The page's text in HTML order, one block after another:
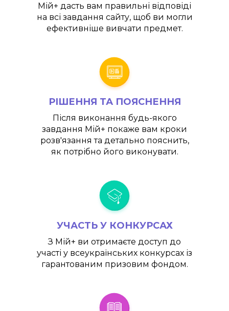
Мій+ дасть вам правильні відповіді
на всі завдання сайту, щоб ви могли
ефективніше вивчати предмет.
РІШЕННЯ ТА ПОЯСНЕННЯ
Після виконання будь-якого
завдання Мій+ покаже вам кроки
розв'язання та детально пояснить,
як потрібно його виконувати.
УЧАСТЬ У КОНКУРСАХ
З Мій+ ви отримаєте доступ до
участі у всеукраїнських конкурсах із
гарантованим призовим фондом.